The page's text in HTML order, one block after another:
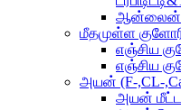
ஆன்லைன்
மீதமுள்ள
எஞ்சிய
எஞ்சிய
அயன் (F-,CL-
அயன்